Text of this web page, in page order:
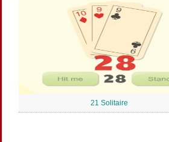
21 Solitaire